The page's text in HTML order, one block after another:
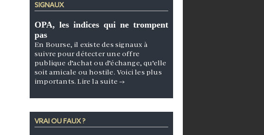
SIGNAUX
OPA, les indices qui ne trompent
pas
En Bourse, il existe des signaux à
suivre pour détecter une offre
publique d’achat ou d’échange, qu’elle
soit amicale ou hostile. Voici les plus
importants.Lire la suite →
VRAI OU FAUX ?